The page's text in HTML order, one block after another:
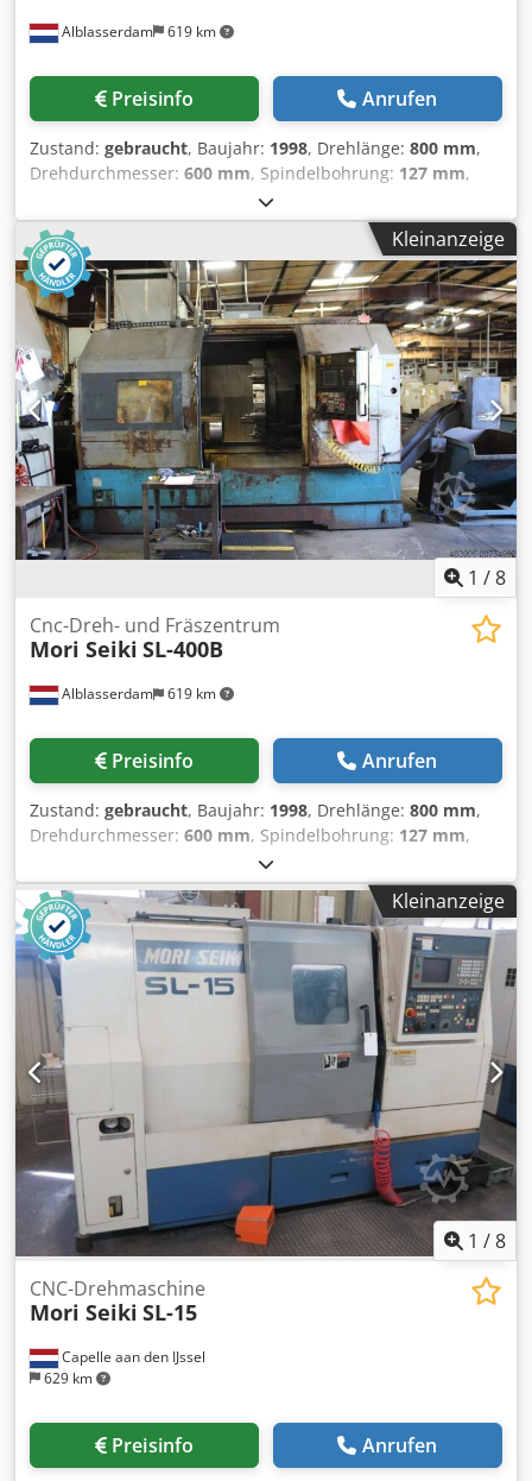
1.800 mm
Alblasserdam 619 km
Preisinfo Anrufen
Zustand: gebraucht, Baujahr: 1998, Drehlänge: 800 mm,
Drehdurchmesser: 600 mm, Spindelbohrung: 127 mm,
2’500 U/min
345 mm, Verfahrweg Z-Achse:995 mm, Mori Seiki SL-400B
CNC Drehmaschine (1998) Maschinentyp: CNC-
Drehzentrum (2-Achsen) Baujahr: 1998 Steuerung: Mori
Seiki MSC-501 Bearbeitungskapazität Max.
Drehdurchmesser: ca. 600 mm Max. Drehlänge: ca. 800
mm Spitzenweite: ca. 940 mm X-Achsen-Verfahrweg: ca.
343 mm Z-Achsen-Verfahrweg: ca. 993 mm
Spindelaufnahme: A2-11 Spindelbohrung: ca. 127 mm (5")
Spindeldrehzahl: bis zu 2.400 min⁻¹ Spindelmotorleistung:
ca. 30 kW Werkzeugrevolver: 12 Stationen
Maschinengewicht: ca. 9.500 kg Csdpfxex Hpw Se Ab Nsrf
Maschinenabmessungen (L × B × H): ca. 4.300 × 2.000 ×
2.100 mm
Kleinanzeige
1 /8
Alblasserdam 619 km
Cnc-Dreh- und Fräszentrum
Mori Seiki SL-400B
Preisinfo Anrufen
Zustand: gebraucht, Baujahr: 1998, Drehlänge: 800 mm,
Drehdurchmesser: 600 mm, Spindelbohrung: 127 mm,
2’500 U/min
345 mm, Verfahrweg Z-Achse:995 mm, Mori Seiki SL-400B
CNC Drehmaschine (1998) Maschinentyp: CNC-
Drehzentrum (2-Achsen) Baujahr: 1998 Steuerung: Mori
Seiki MSC-501 Bearbeitungskapazität Max.
Drehdurchmesser: ca. 600 mm Max. Drehlänge: ca. 800
mm Spitzenweite: ca. 940 mm X-Achsen-Verfahrweg: ca.
343 mm Z-Achsen-Verfahrweg: ca. 993 mm
Spindelaufnahme: A2-11 Spindelbohrung: ca. 127 mm (5")
Spindeldrehzahl: bis zu 2.400 min⁻¹ Spindelmotorleistung:
ca. 30 kW Werkzeugrevolver: 12 Stationen
Maschinengewicht: ca. 9.500 kg Crodpfx Aox Hpvusb Nsf
Maschinenabmessungen (L × B × H): ca. 4.300 × 2.000 ×
2.100 mm
Kleinanzeige
1 /8
Capelle aan den IJssel
629 km
CNC-Drehmaschine
Mori Seiki SL-15
Preisinfo Anrufen